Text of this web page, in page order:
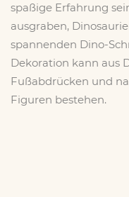
spaßige Erfahrung
ausgraben,
spannenden Dino-
Dekoration kann aus
Fußabdrücken und
Figuren bestehen.